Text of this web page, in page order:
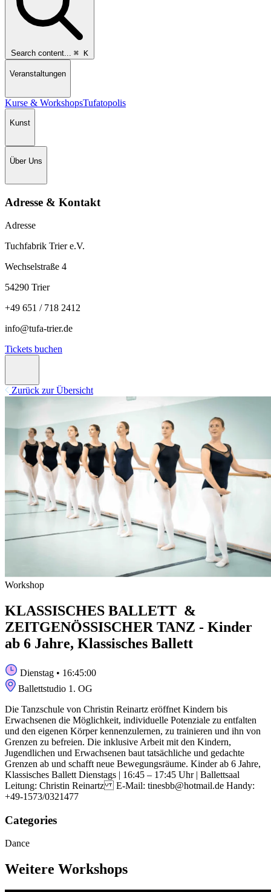
Search content... ⌘ K
Veranstaltungen
Kurse & WorkshopsTufatopolis
Kunst
Über Uns
Adresse & Kontakt
Adresse
Tuchfabrik Trier e.V.
Wechselstraße 4
54290 Trier
+49 651 / 718 2412
info@tufa-trier.de
Tickets buchen
Zurück zur Übersicht
Workshop
KLASSISCHES BALLETT &
ZEITGENÖSSISCHER TANZ - Kinder
ab 6 Jahre, Klassisches Ballett
Dienstag • 16:45:00
Ballettstudio 1. OG
Die Tanzschule von Christin Reinartz eröffnet Kindern bis
Erwachsenen die Möglichkeit, individuelle Potenziale zu entfalten
und den eigenen Körper kennenzulernen, zu trainieren und ihn von
Grenzen zu befreien. Die inklusive Arbeit mit den Kindern,
Jugendlichen und Erwachsenen baut tatsächliche und gedachte
Grenzen ab und schafft neue Bewegungsräume. Kinder ab 6 Jahre,
Klassisches Ballett Dienstags | 16:45 – 17:45 Uhr | Ballettsaal
Leitung: Christin Reinartz E-Mail: tinesbb@hotmail.de Handy:
+49-1573/0321477
Categories
Dance
Weitere Workshops